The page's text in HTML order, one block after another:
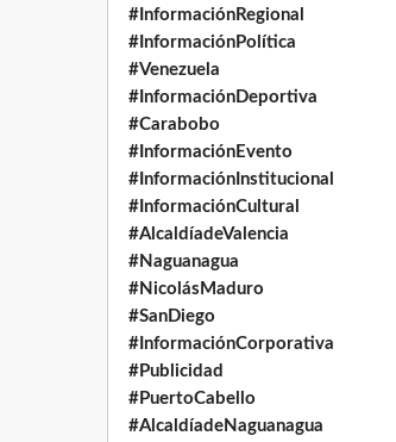
#InformaciónRegional
#InformaciónPolítica
#Venezuela
#InformaciónDeportiva
#Carabobo
#InformaciónEvento
#InformaciónInstitucional
#InformaciónCultural
#AlcaldíadeValencia
#Naguanagua
#NicolásMaduro
#SanDiego
#InformaciónCorporativa
#Publicidad
#PuertoCabello
#AlcaldíadeNaguanagua